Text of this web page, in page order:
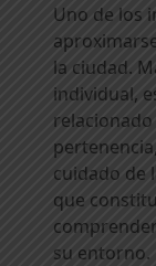
Uno de los
la ciudad.
individual,
cuidado de
que
su entorno.